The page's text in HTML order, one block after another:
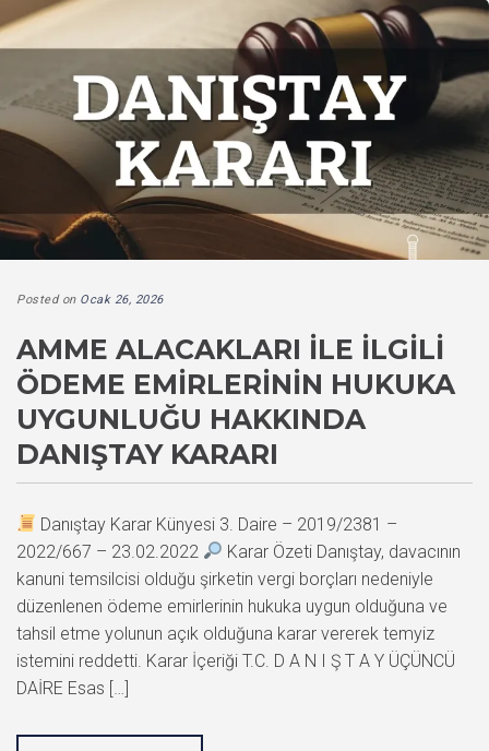
Posted on Ocak 26, 2026
AMME ALACAKLARI ILE İLGILI
ÖDEME EMIRLERININ HUKUKA
UYGUNLUĞU HAKKINDA
DANIŞTAY KARARI
Danıştay Karar Künyesi 3. Daire – 2019/2381 –
2022/667 – 23.02.2022
Karar Özeti Danıştay, davacının
kanuni temsilcisi olduğu şirketin vergi borçları nedeniyle
düzenlenen ödeme emirlerinin hukuka uygun olduğuna ve
tahsil etme yolunun açık olduğuna karar vererek temyiz
istemini reddetti. Karar İçeriği T.C. D A N I Ş T A Y ÜÇÜNCÜ
DAİRE Esas […]